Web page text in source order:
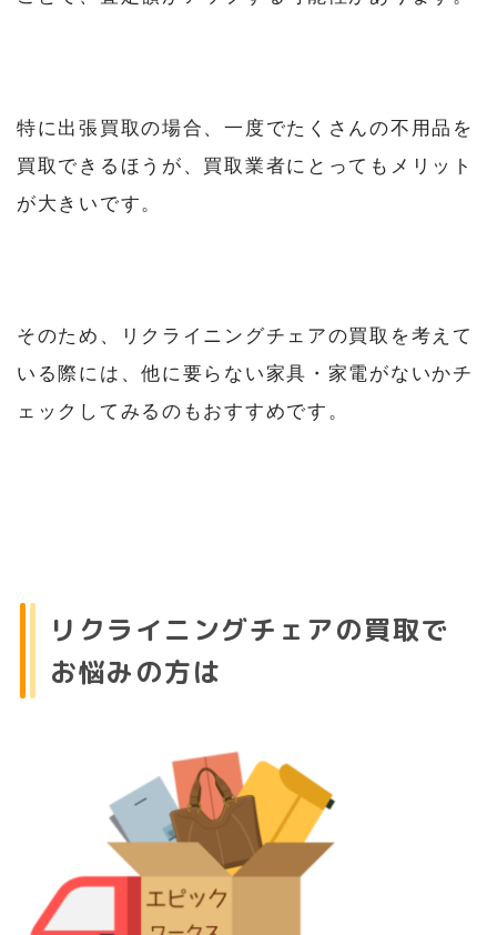
特に出張買取の場合、一度でたくさんの不用品を
買取できるほうが、買取業者にとってもメリット
が大きいです。
そのため、リクライニングチェアの買取を考えて
いる際には、他に要らない家具・家電がないかチ
ェックしてみるのもおすすめです。
リクライニングチェアの買取で
お悩みの方は